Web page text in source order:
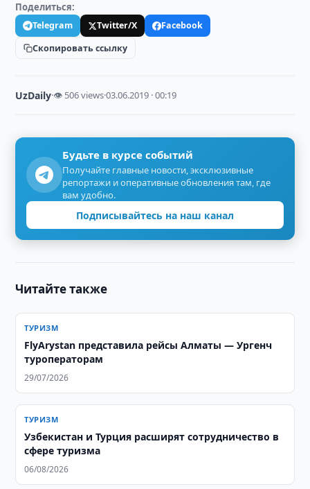
Поделиться:
Telegram Twitter/X
Facebook
Скопировать ссылку
UzDaily·👁 506 views·03.06.2019 · 00:19
Будьте в курсе событий
Получайте главные новости, эксклюзивные
репортажи и оперативные обновления там, где
вам удобно.
Подписывайтесь на наш канал
Читайте также
ТУРИЗМ
FlyArystan представила рейсы Алматы — Ургенч
туроператорам
29/07/2026
ТУРИЗМ
Узбекистан и Турция расширят сотрудничество в
сфере туризма
06/08/2026